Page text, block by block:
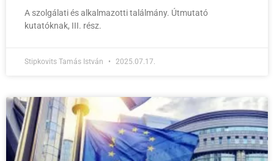
A szolgálati és alkalmazotti találmány. Útmutató
kutatóknak, III. rész.
Stipkovits Tamás István 2025.07.17.